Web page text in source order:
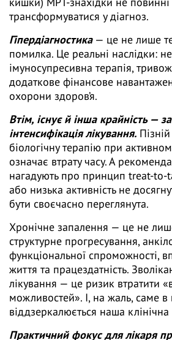
трансформуватися у діагноз.
Гіпердіагностика— це не лише
помилка. Це реальні наслідки:
імуносупресивна терапія,
додаткове фінансове
охорони здоров’я.
Втім, існує й інша крайність —
інтенсифікація лікування.
біологічну терапію при
означає втрату часу. А
нагадують про принцип treat-to-
або низька активність не
бути своєчасно переглянута.
Хронічне запалення — це не
структурне прогресування,
функціональної спроможності,
життя та працездатність.
лікування — це ризик втратити
можливостей». І, на жаль, саме в
віддзеркалюється наша клінічна
Практичний фокус для лікаря